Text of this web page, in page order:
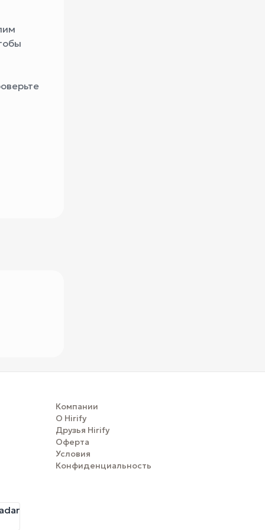
Компании
О Hirify
Друзья Hirify
Оферта
Условия
Конфиденциальность